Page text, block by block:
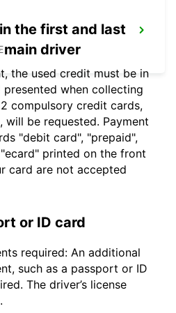
the first and last
main driver
the used credit must be in
when collecting
compulsory credit cards,
will be requested. Payment
"debit card", "prepaid",
printed on the front
card are not accepted
or ID card
required: An additional
such as a passport or ID
The driver’s license